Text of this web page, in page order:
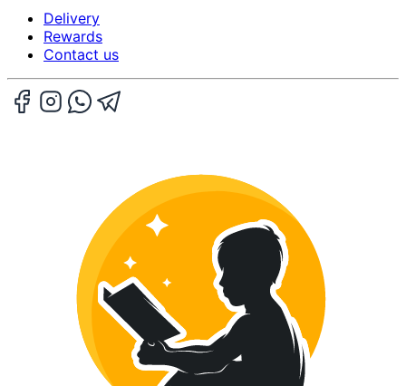
Delivery
Rewards
Contact us